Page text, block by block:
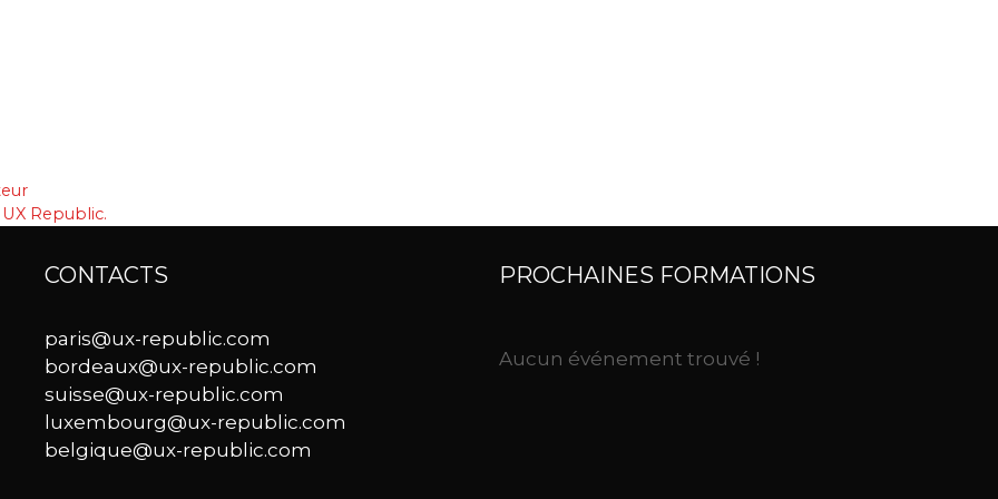
Republic.
CONTACTS
paris@ux-republic.com
bordeaux@ux-republic.com
suisse@ux-republic.com
luxembourg@ux-republic.com
belgique@ux-republic.com
PROCHAINES FORMATIONS
Aucun événement trouvé !